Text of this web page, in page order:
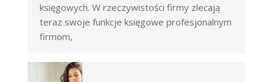
księgowych. W rzeczywistości firmy zlecają
teraz swoje funkcje księgowe profesjonalnym
firmom,